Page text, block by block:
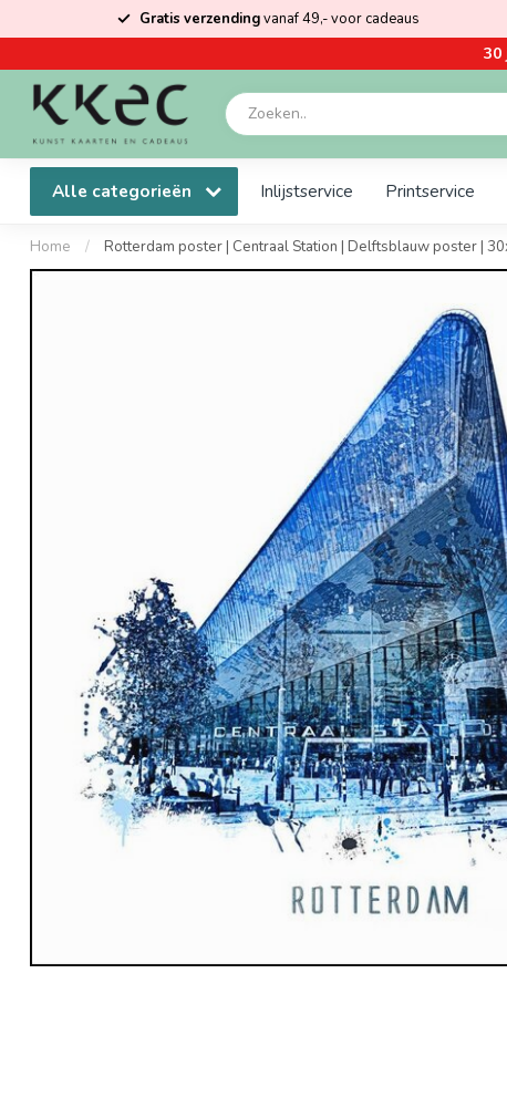
Gratis verzendingvanaf 49,- voor cadeaus
30
Alle categorieën Inlijstservice Printservice
Home / Rotterdam poster | Centraal Station | Delftsblauw poster |